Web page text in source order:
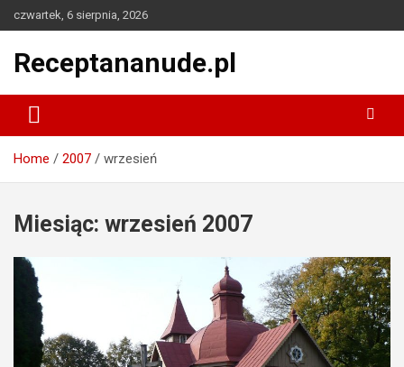
to
czwartek, 6 sierpnia, 2026
Receptananude.pl
Home 2007 wrzesień
Miesiąc: wrzesień 2007